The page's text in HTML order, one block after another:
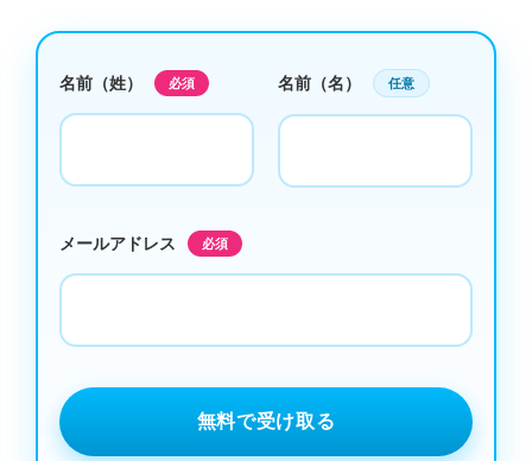
名前（姓） 必須 名前（名） 任意
メールアドレス 必須